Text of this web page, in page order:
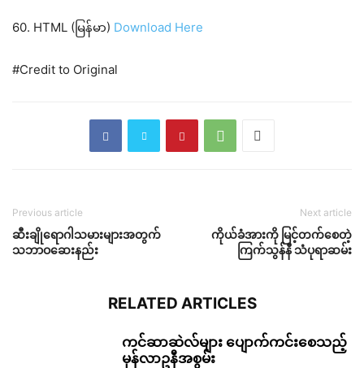
60. HTML (မြန်မာ) Download Here
#Credit to Original
Previous article
ဆီးချိုရောဂါသမားများအတွက်
သဘာဝဆေးနည်း
Next article
ကိုယ်ခံအားကို မြင့်တက်စေတဲ့
ကြက်သွန်နီ သံပုရာဆမ်း
RELATED ARTICLES
ကင်ဆာဆဲလ်များ ပျောက်ကင်းစေသည့်
မုန်လာဥနီအစွမ်း